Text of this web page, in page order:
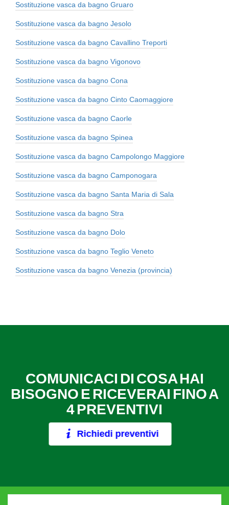
Sostituzione vasca da bagno Gruaro
Sostituzione vasca da bagno Jesolo
Sostituzione vasca da bagno Cavallino Treporti
Sostituzione vasca da bagno Vigonovo
Sostituzione vasca da bagno Cona
Sostituzione vasca da bagno Cinto Caomaggiore
Sostituzione vasca da bagno Caorle
Sostituzione vasca da bagno Spinea
Sostituzione vasca da bagno Campolongo Maggiore
Sostituzione vasca da bagno Camponogara
Sostituzione vasca da bagno Santa Maria di Sala
Sostituzione vasca da bagno Stra
Sostituzione vasca da bagno Dolo
Sostituzione vasca da bagno Teglio Veneto
Sostituzione vasca da bagno Venezia (provincia)
COMUNICACI DI COSA HAI
BISOGNO E RICEVERAI FINO A
4 PREVENTIVI
Richiedi preventivi